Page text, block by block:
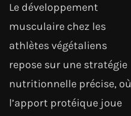
Le développement
musculaire chez les
athlètes végétaliens
repose sur une stratégie
nutritionnelle précise, où
l’apport protéique joue